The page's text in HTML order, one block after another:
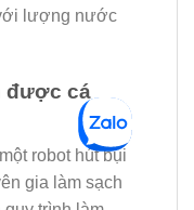
lượng nước
được cá
robot hút bụi
gia làm sạch